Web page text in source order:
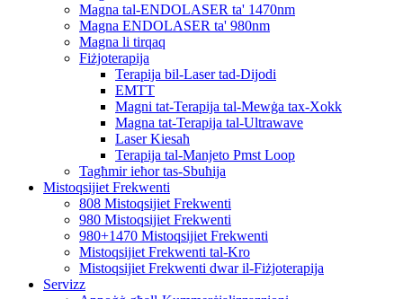
Magna tal-ENDOLASER ta' 1470nm
Magna ENDOLASER ta' 980nm
Magna li tirqaq
Fiżjoterapija
Terapija bil-Laser tad-Dijodi
EMTT
Magni tat-Terapija tal-Mewġa tax-Xokk
Magna tat-Terapija tal-Ultrawave
Laser Kiesaħ
Terapija tal-Manjeto Pmst Loop
Tagħmir ieħor tas-Sbuħija
Mistoqsijiet Frekwenti
808 Mistoqsijiet Frekwenti
980 Mistoqsijiet Frekwenti
980+1470 Mistoqsijiet Frekwenti
Mistoqsijiet Frekwenti tal-Kro
Mistoqsijiet Frekwenti dwar il-Fiżjoterapija
Servizz